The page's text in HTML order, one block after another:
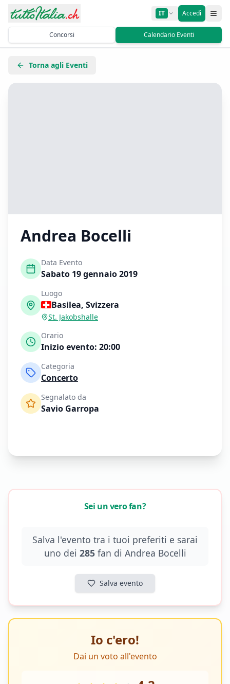
IT Accedi
Concorsi Calendario Eventi
Torna agli Eventi
Andrea Bocelli
Data Evento
Sabato 19 gennaio 2019
Luogo
Basilea, Svizzera
St. Jakobshalle
Orario
Inizio evento: 20:00
Categoria
Concerto
Segnalato da
Savio Garropa
Sei un vero fan?
Salva l'evento tra i tuoi preferiti e sarai
uno dei 285fan di Andrea Bocelli
Salva evento
Io c'ero!
Dai un voto all'evento